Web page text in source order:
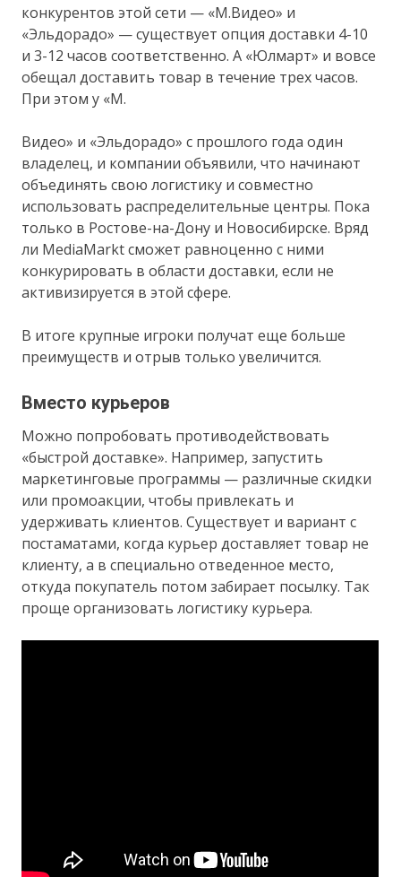
конкурентов этой сети — «М.Видео» и
«Эльдорадо» — существует опция доставки 4-10
и 3-12 часов соответственно. А «Юлмарт» и вовсе
обещал доставить товар в течение трех часов.
При этом у «М.
Видео» и «Эльдорадо» с прошлого года один
владелец, и компании объявили, что начинают
объединять свою логистику и совместно
использовать распределительные центры. Пока
только в Ростове-на-Дону и Новосибирске. Вряд
ли MediaMarkt сможет равноценно с ними
конкурировать в области доставки, если не
активизируется в этой сфере.
В итоге крупные игроки получат еще больше
преимуществ и отрыв только увеличится.
Вместо курьеров
Можно попробовать противодействовать
«быстрой доставке». Например, запустить
маркетинговые программы — различные скидки
или промоакции, чтобы привлекать и
удерживать клиентов. Существует и вариант с
постаматами, когда курьер доставляет товар не
клиенту, а в специально отведенное место,
откуда покупатель потом забирает посылку. Так
проще организовать логистику курьера.